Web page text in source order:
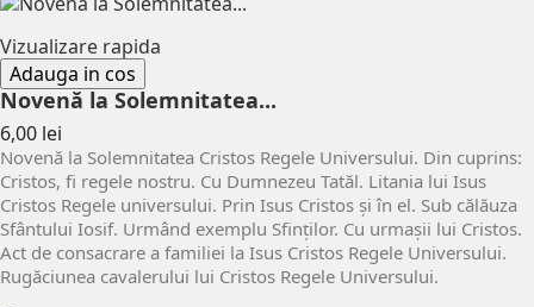
Vizualizare rapida
Adauga in cos
Novenă la Solemnitatea...
6,00 lei
Novenă la Solemnitatea Cristos Regele Universului. Din cuprins:
Cristos, fi regele nostru. Cu Dumnezeu Tatăl. Litania lui Isus
Cristos Regele universului. Prin Isus Cristos şi în el. Sub călăuza
Sfântului Iosif. Urmând exemplu Sfinţilor. Cu urmaşii lui Cristos.
Act de consacrare a familiei la Isus Cristos Regele Universului.
Rugăciunea cavalerului lui Cristos Regele Universului.